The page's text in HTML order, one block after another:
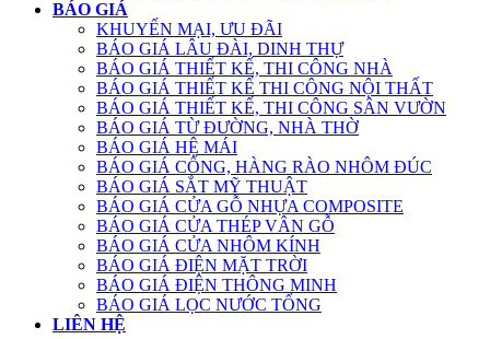
BÁO GIÁ
KHUYẾN MẠI, ƯU ĐÃI
BÁO GIÁ LÂU ĐÀI, DINH THỰ
BÁO GIÁ THIẾT KẾ, THI CÔNG NHÀ
BÁO GIÁ THIẾT KẾ THI CÔNG NỘI THẤT
BÁO GIÁ THIẾT KẾ, THI CÔNG SÂN VƯỜN
BÁO GIÁ TỪ ĐƯỜNG, NHÀ THỜ
BÁO GIÁ HỆ MÁI
BÁO GIÁ CỔNG, HÀNG RÀO NHÔM ĐÚC
BÁO GIÁ SẮT MỸ THUẬT
BÁO GIÁ CỬA GỖ NHỰA COMPOSITE
BÁO GIÁ CỬA THÉP VÂN GỖ
BÁO GIÁ CỬA NHÔM KÍNH
BÁO GIÁ ĐIỆN MẶT TRỜI
BÁO GIÁ ĐIỆN THÔNG MINH
BÁO GIÁ LỌC NƯỚC TỔNG
LIÊN HỆ